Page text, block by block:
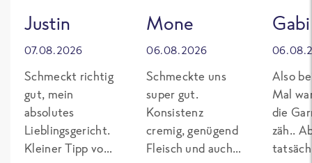
Justin
07.08.2026
Schmeckt richtig
gut, mein
absolutes
Lieblingsgericht.
Kleiner Tipp von
Mone
06.08.2026
Schmeckte uns
super gut.
Konsistenz
cremig, genügend
Fleisch und auch
Gabi
Also
Mal
die
zäh..